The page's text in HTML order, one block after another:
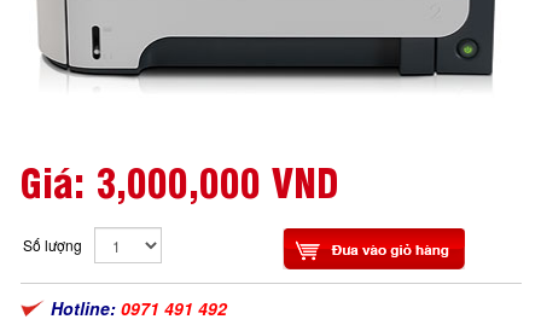
Giá: 3,000,000 VND
Số lượng
Hotline: 0971 491 492